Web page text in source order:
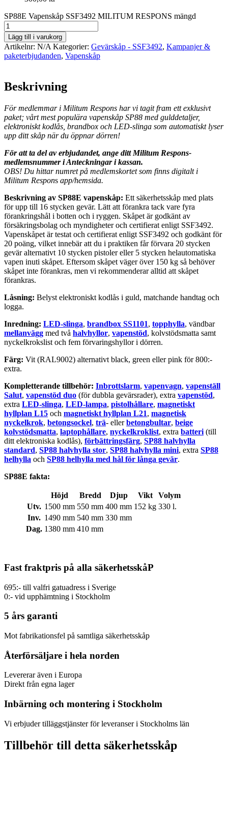
SP88E Vapenskåp SSF3492 MILITUM RESPONS mängd
Lägg till i varukorg
Artikelnr: N/A Kategorier: Gevärskåp - SSF3492, Kampanjer &
paketerbjudanden, Vapenskåp
Beskrivning
För medlemmar i Militum Respons har vi tagit fram ett exklusivt
paket; vårt mest populära vapenskåp SP88 med gulddetaljer,
elektroniskt kodlås, brandbox och LED-slinga som automatiskt lyser
upp ditt skåp när du öppnar dörren!
För att ta del av erbjudandet, ange ditt Militum Respons-
medlemsnummer i Anteckningar i kassan.
OBS! Du hittar numret på medlemskortet som finns digitalt i
Militum Respons app/hemsida.
Beskrivning av SP88E vapenskåp: Ett säkerhetsskåp med plats
för upp till 16 stycken gevär. Lätt att förankra tack vare fyra
förankringshål i botten och i ryggen. Skåpet är godkänt av
försäkringsbolag och myndigheter och certifierat enligt SSF3492.
Vapenskåpet är testat och certifierat enligt SSF3492 och godkänt för
20 poäng, vilket innebär att du i praktiken får förvara 20 stycken
gevär alternativt 10 stycken pistoler eller 5 stycken helautomatiska
vapen inuti skåpet. Eftersom skåpet väger över 150 kg så behöver
skåpet inte förankras, men vi rekommenderar alltid att skåpet
förankras.
Låsning: Belyst elektroniskt kodlås i guld, matchande handtag och
logga.
Inredning: LED-slinga, brandbox SS1101, topphylla, vändbar
mellanvägg med två halvhyllor, vapenstöd, kolvstödsmatta samt
nyckelkrokslist och fem förvaringshyllor i dörren.
Färg: Vit (RAL9002) alternativt black, green eller pink för 800:-
extra.
Kompletterande tillbehör: Inbrottslarm, vapenvagn, vapenställ
Salut, vapenstöd duo (för dubbla gevärsrader), extra vapenstöd,
extra LED-slinga, LED-lampa, pistolhållare, magnetiskt
hyllplan L15 och magnetiskt hyllplan L21, magnetisk
nyckelkrok, betongsockel, trä- ellerbetongbultar, beige
kolvstödsmatta, laptophållare, nyckelkroklist, extra batteri (till
ditt elektroniska kodlås), förbättringsfärg, SP88 halvhylla
standard, SP88 halvhylla stor, SP88 halvhylla mini, extra SP88
helhylla och SP88 helhylla med hål för långa gevär.
SP88E fakta:
Höjd Bredd Djup Vikt
Volym
Utv. 1500 mm 550 mm 400 mm 152 kg 330 l.
Inv. 1490 mm 540 mm 330 mm
Dag. 1380 mm 410 mm
Fast fraktpris på alla säkerhetsskåP
695:- till valfri gatuadress i Sverige
0:- vid upphämtning i Stockholm
5 års garanti
Mot fabrikationsfel på samtliga säkerhetsskåp
Återförsäljare i hela norden
Levererar även i Europa
Direkt från egna lager
Inbärning och montering i Stockholm
Vi erbjuder tilläggstjänster för leveranser i Stockholms län
Tillbehör till detta säkerhetsskåp